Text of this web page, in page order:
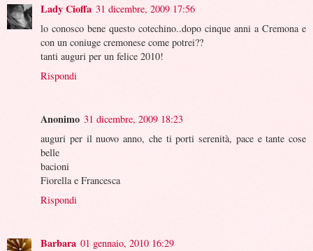
Lady Cioffa 31 dicembre, 2009 17:56
lo conosco bene questo cotechino..dopo cinque anni a Cremona e
con un coniuge cremonese come potrei??
tanti auguri per un felice 2010!
Rispondi
Anonimo 31 dicembre, 2009 18:23
auguri per il nuovo anno, che ti porti serenità, pace e tante cose
belle
bacioni
Fiorella e Francesca
Rispondi
Barbara 01 gennaio, 2010 16:29